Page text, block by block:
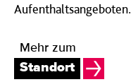
Aufenthaltsangeboten.
Mehr zum
Standort